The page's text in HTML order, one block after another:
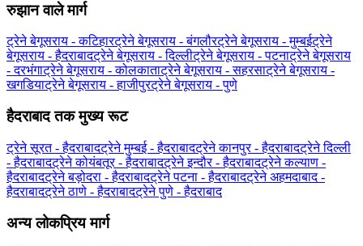
रुझान वाले मार्ग
ट्रेने बेगूसराय - कटिहारट्रेने बेगूसराय - बंगलौरट्रेने बेगूसराय - मुम्बईट्रेने
बेगूसराय - हैदराबादट्रेने बेगूसराय - दिल्लीट्रेने बेगूसराय - पटनाट्रेने बेगूसराय
- दरभंगाट्रेने बेगूसराय - कोलकाताट्रेने बेगूसराय - सहरसाट्रेने बेगूसराय -
खगडियाट्रेने बेगूसराय - हाजीपुरट्रेने बेगूसराय - पुणे
हैदराबाद तक मुख्य रूट
ट्रेने सूरत - हैदराबादट्रेने मुम्बई - हैदराबादट्रेने कानपुर - हैदराबादट्रेने दिल्ली
- हैदराबादट्रेने कोयंबतूर - हैदराबादट्रेने इन्दौर - हैदराबादट्रेने कल्याण -
हैदराबादट्रेने बड़ोदरा - हैदराबादट्रेने पटना - हैदराबादट्रेने अहमदाबाद -
हैदराबादट्रेने ठाणे - हैदराबादट्रेने पुणे - हैदराबाद
अन्य लोकप्रिय मार्ग